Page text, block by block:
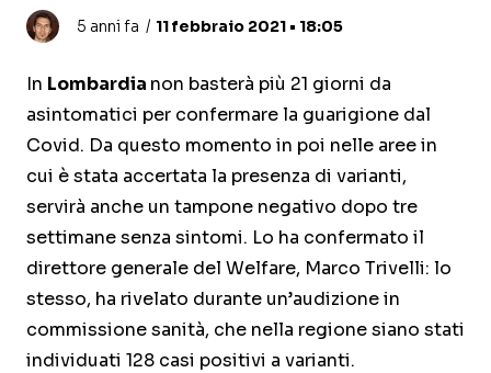
5 anni fa 11 febbraio 2021 • 18:05
In Lombardia non basterà più 21 giorni da
asintomatici per confermare la guarigione dal
Covid. Da questo momento in poi nelle aree in
cui è stata accertata la presenza di varianti,
servirà anche un tampone negativo dopo tre
settimane senza sintomi. Lo ha confermato il
direttore generale del Welfare, Marco Trivelli: lo
stesso, ha rivelato durante un’audizione in
commissione sanità, che nella regione siano stati
individuati 128 casi positivi a varianti.